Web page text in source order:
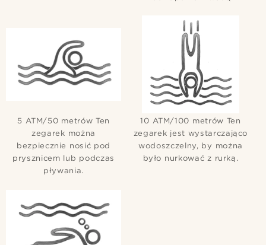
5 ATM/50 metrów Ten
zegarek można
bezpiecznie nosić pod
prysznicem lub podczas
pływania.
10 ATM/100 metrów Ten
zegarek jest wystarczająco
wodoszczelny, by można
było nurkować z rurką.